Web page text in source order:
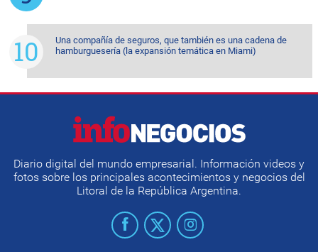
Una compañía de seguros, que también es una cadena de
hamburguesería (la expansión temática en Miami)
Diario digital del mundo empresarial. Información videos y
fotos sobre los principales acontecimientos y negocios del
Litoral de la República Argentina.